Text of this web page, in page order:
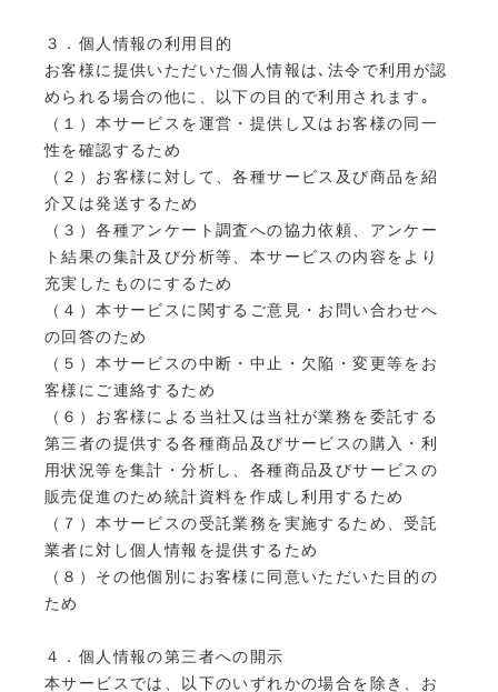
３．個人情報の利用目的
お客様に提供いただいた個人情報は､法令で利用が認
められる場合の他に、以下の目的で利用されます｡
（１）本サービスを運営・提供し又はお客様の同一
性を確認するため
（２）お客様に対して、各種サービス及び商品を紹
介又は発送するため
（３）各種アンケート調査への協力依頼、アンケー
ト結果の集計及び分析等、本サービスの内容をより
充実したものにするため
（４）本サービスに関するご意見・お問い合わせへ
の回答のため
（５）本サービスの中断・中止・欠陥・変更等をお
客様にご連絡するため
（６）お客様による当社又は当社が業務を委託する
第三者の提供する各種商品及びサービスの購入・利
用状況等を集計・分析し、各種商品及びサービスの
販売促進のため統計資料を作成し利用するため
（７）本サービスの受託業務を実施するため、受託
業者に対し個人情報を提供するため
（８）その他個別にお客様に同意いただいた目的の
ため
４．個人情報の第三者への開示
本サービスでは、以下のいずれかの場合を除き、お